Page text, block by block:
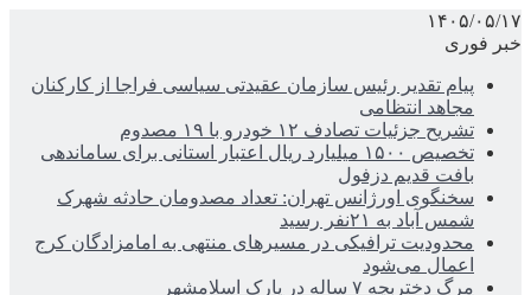
۱۴۰۵/۰۵/۱۷
خبر فوری
پیام تقدیر رئیس سازمان عقیدتی سیاسی فراجا از کارکنان
مجاهد انتظامی
تشریح جزئیات تصادف ۱۲ خودرو با ۱۹ مصدوم
تخصیص ۱۵۰۰ میلیارد ریال اعتبار استانی برای ساماندهی
بافت قدیم دزفول
سخنگوی اورژانس تهران: تعداد مصدومان حادثه شهرک
شمس آباد به ۲۱نفر رسید
محدودیت ترافیکی در مسیرهای منتهی به امامزادگان کرج
اعمال می‌شود
مرگ دختربچه ۷ ساله در پارک اسلامشهر